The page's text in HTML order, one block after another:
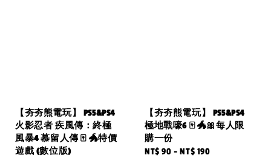
【夯夯熊電玩】 PS5&PS4
火影忍者 疾風傳：終極
風暴4 慕留人傳 🀄 🐲特價
遊戲 (數位版)
【夯夯熊電玩】 PS5&PS4
極地戰嚎6 🀄 🐲🎀每人限
購一份
Sale
NT$ 90 -NT$ 190